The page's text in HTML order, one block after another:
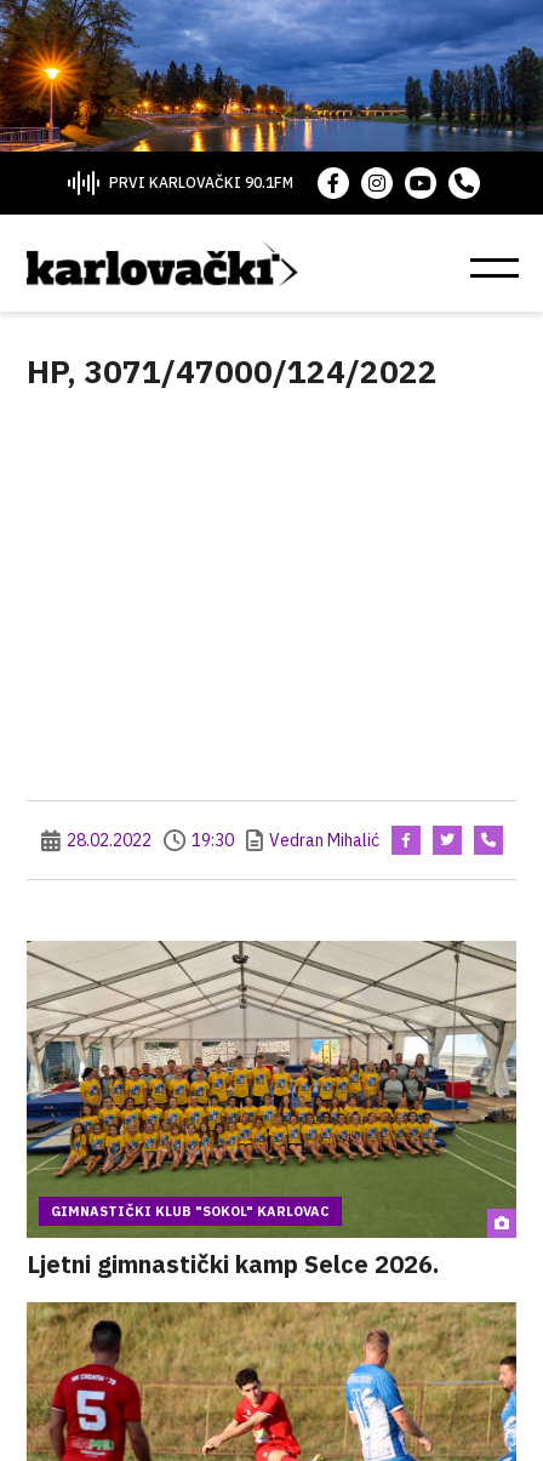
PRVI KARLOVAČKI 90.1FM
HP, 3071/47000/124/2022
28.02.2022 19:30 Vedran Mihalić
GIMNASTIČKI KLUB "SOKOL" KARLOVAC
Ljetni gimnastički kamp Selce 2026.